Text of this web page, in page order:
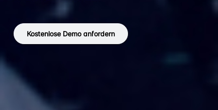
Kostenlose Demo anfordern